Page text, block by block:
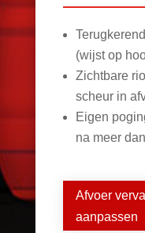
(wijst op
Zichtbare
scheur in
Eigen
na meer
Afvoer
aanpassen